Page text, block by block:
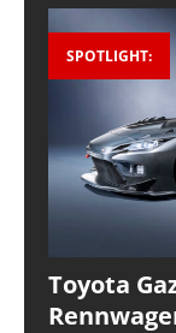
SPOTLIGHT:
Toyota